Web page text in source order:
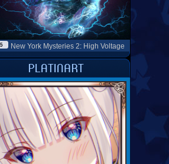
New York Mysteries 2: High Voltage